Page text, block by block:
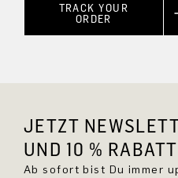
TRACK YOUR
ORDER
JETZT
UND 10 %
Ab sofort bist Du immer